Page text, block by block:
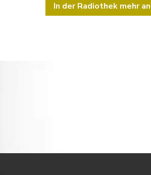
In der Radiothek mehr